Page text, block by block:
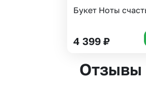
Букет Ноты
4 399 ₽
Отзывы